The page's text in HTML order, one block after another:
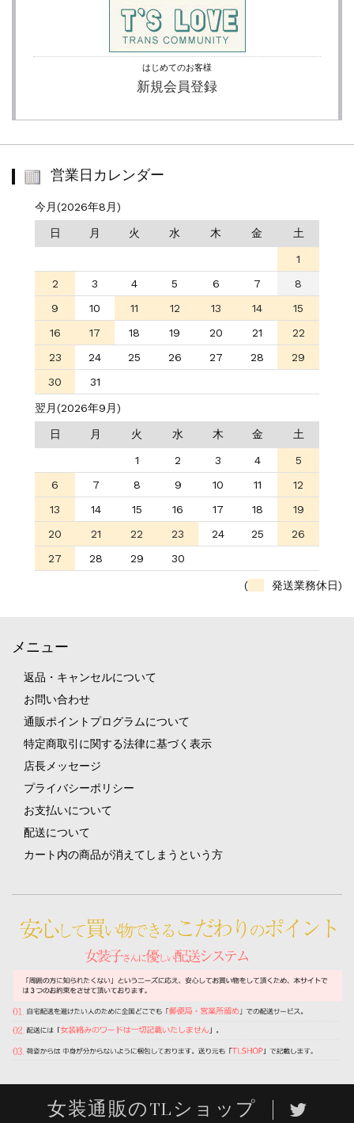
はじめてのお客様
新規会員登録
営業日カレンダー
今月(2026年8月)
日 月 火 水 木 金 土
1
2
3 4 5 6 7
8
9
10 11 12 13 14
15
16
17 18 19 20 21
22
23
24 25 26 27 28
29
30
31
翌月(2026年9月)
日 月 火 水 木 金 土
1 2 3 4
5
6
7 8 9 10 11
12
13
14 15 16 17 18
19
20
21 22 23 24 25
26
27
28 29 30
( 発送業務休日)
メニュー
返品・キャンセルについて
お問い合わせ
通販ポイントプログラムについて
特定商取引に関する法律に基づく表示
店長メッセージ
プライバシーポリシー
お支払いについて
配送について
カート内の商品が消えてしまうという方
女装通販のTLショップ